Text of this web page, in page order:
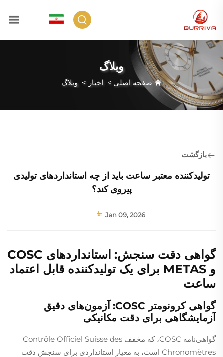
وبلاگ
صفحه اصلی > اخبار >وبلاگ
بازگشت
تولیدکننده معتبر ساعت باید از چه استانداردهای تولیدی
پیروی کند؟
Jan 09, 2026
گواهی دقت سنجش: استانداردهای COSC
و METAS برای یک تولیدکننده قابل اعتماد
ساعت
گواهی کرونومتر COSC: آزمون‌های دقیق
آزمایشگاهی برای دقت مکانیکی
گواهی‌نامه COSC، که مخفف Contrôle Officiel Suisse des
Chronomètres است، به معیار استانداردی برای سنجش دقت